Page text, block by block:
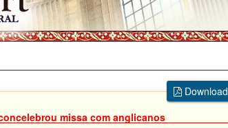
Download
missa com anglicanos